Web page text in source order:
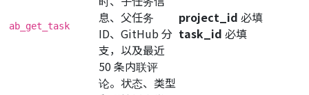
ab_get_task
息、父任务
ID、GitHub 分
支，以及最近
50 条内联评
论。状态、类型
project_id 必填
task_id 必填